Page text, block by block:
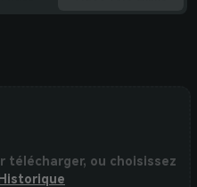
télécharger, ou choisissez